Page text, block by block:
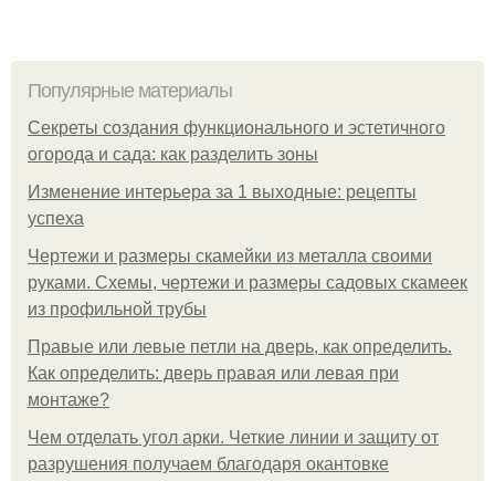
Популярные материалы
Секреты создания функционального и эстетичного
огорода и сада: как разделить зоны
Изменение интерьера за 1 выходные: рецепты
успеха
Чертежи и размеры скамейки из металла своими
руками. Схемы, чертежи и размеры садовых скамеек
из профильной трубы
Правые или левые петли на дверь, как определить.
Как определить: дверь правая или левая при
монтаже?
Чем отделать угол арки. Четкие линии и защиту от
разрушения получаем благодаря окантовке